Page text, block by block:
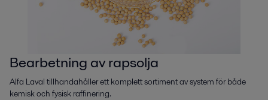
Bearbetning av rapsolja
Alfa Laval tillhandahåller ett komplett sortiment av system för både
kemisk och fysisk raffinering.